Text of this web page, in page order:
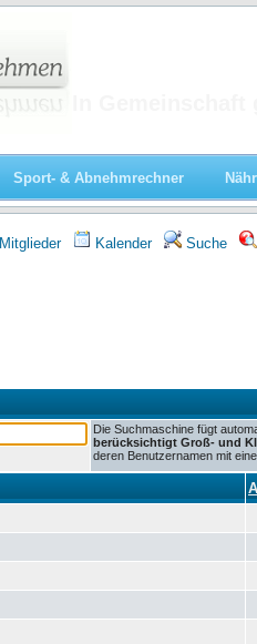
Sport- & Abnehmrechner
Mitglieder Kalender Suche
Die Suchmaschine fügt
berücksichtigt Groß- und
deren Benutzernamen mit